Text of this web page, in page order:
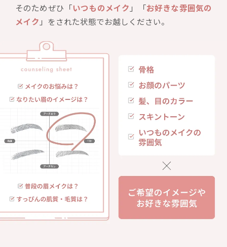
そのためぜひ「いつものメイク 」「お好きな雰囲気の
メイク 」をされた状態でお越しください。